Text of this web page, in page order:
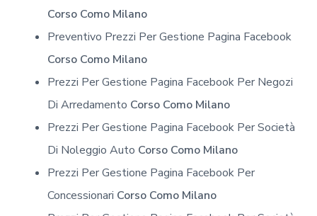
Corso Como Milano
Preventivo Prezzi Per Gestione Pagina Facebook
Corso Como Milano
Prezzi Per Gestione Pagina Facebook Per Negozi
Di Arredamento Corso Como Milano
Prezzi Per Gestione Pagina Facebook Per Società
Di Noleggio Auto Corso Como Milano
Prezzi Per Gestione Pagina Facebook Per
Concessionari Corso Como Milano